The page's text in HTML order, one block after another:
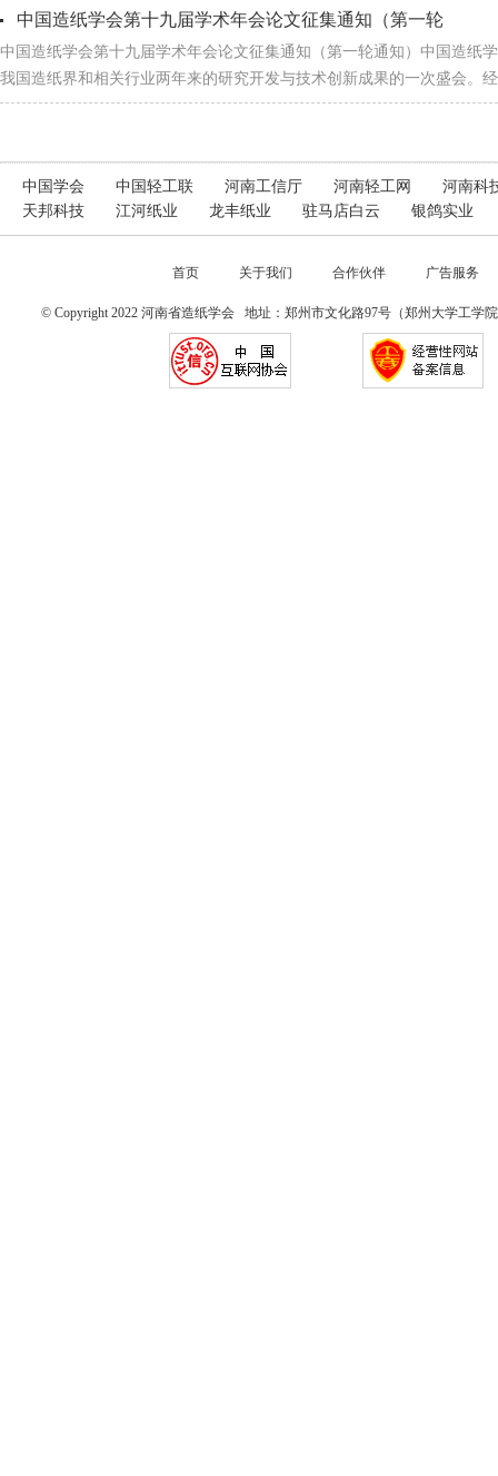
中国造纸学会第十九届学术年会论文征集通知（第一轮
中国造纸学会第十九届学术年会论文征集通知（第一轮通知）中国造纸
我国造纸界和相关行业两年来的研究开发与技术创新成果的一次盛会。
中国学会 中国轻工联 河南工信厅 河南轻工网
河南科
天邦科技
江河纸业 龙丰纸业 驻马店白云 银鸽实业
首页 关于我们 合作伙伴 广告服务
© Copyright 2022 河南省造纸学会 地址：郑州市文化路97号（郑州大学工学